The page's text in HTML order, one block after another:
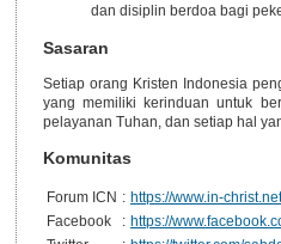
dan disiplin berdoa bagi
Sasaran
Setiap orang Kristen Indonesia
yang memiliki kerinduan untuk
pelayanan Tuhan, dan setiap hal
Komunitas
Forum ICN : https://www.in-
Facebook
: https://